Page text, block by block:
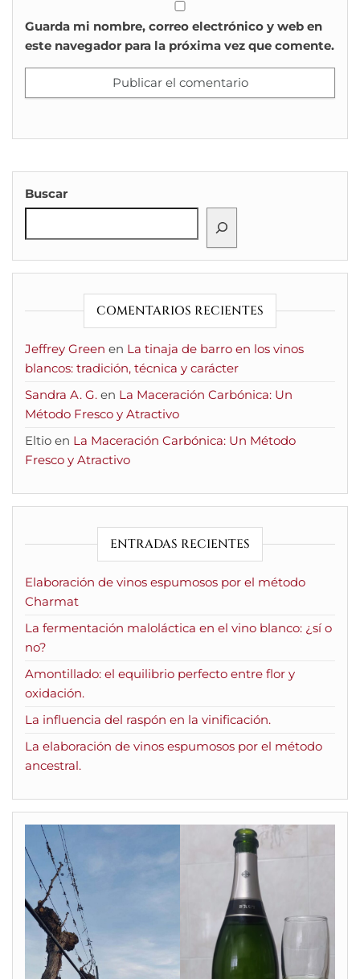
Guarda mi nombre, correo electrónico y web en
este navegador para la próxima vez que comente.
Buscar
COMENTARIOS RECIENTES
Jeffrey Green en La tinaja de barro en los vinos
blancos: tradición, técnica y carácter
Sandra A. G. en La Maceración Carbónica: Un
Método Fresco y Atractivo
Eltio en La Maceración Carbónica: Un Método
Fresco y Atractivo
ENTRADAS RECIENTES
Elaboración de vinos espumosos por el método
Charmat
La fermentación maloláctica en el vino blanco: ¿sí o
no?
Amontillado: el equilibrio perfecto entre flor y
oxidación.
La influencia del raspón en la vinificación.
La elaboración de vinos espumosos por el método
ancestral.